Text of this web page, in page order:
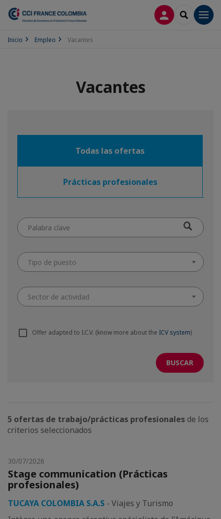
CONECTARSE
SEARCH
Inicio Empleo Vacantes
Vacantes
Todas las ofertas
Prácticas profesionales
Busqueda
Tipo de puesto
Sector de actividad
Offer adapted to I.C.V. (know more about the ICV system)
5 ofertas de trabajo/prácticas profesionalesde los
criterios seleccionados
30/07/2026
Stage communication (Prácticas
profesionales)
TUCAYA COLOMBIA S.A.S - Viajes y Turismo